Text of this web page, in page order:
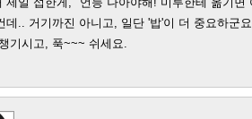
데.. 거기까진 아니고, 일단 '밥'이 더 중요하군
기시고, 푹~~~ 쉬세요.